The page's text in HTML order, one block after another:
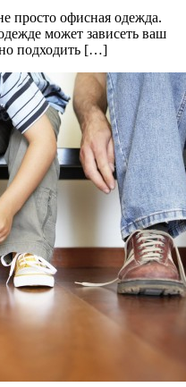
просто офисная одежда.
может зависеть ваш
подходить […]